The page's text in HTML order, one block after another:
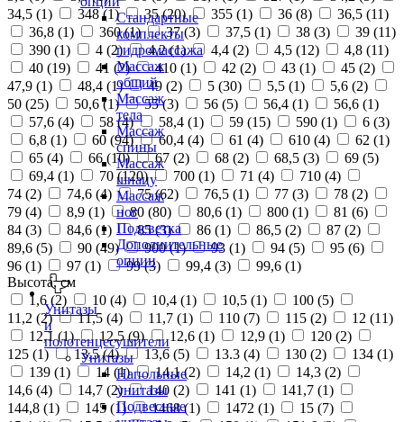
Стандартные
комплекты
гидромассажа
Массаж
общий
Массаж
тела
Массаж
спины
Массаж
шиацу
Массаж
ног
Подсветка
Дополнительные
опции
Унитазы
и
полотенцесушители
Унитазы
Напольные
унитазы
Подвесные
34,5 (1) 348 (1) 35 (20) 355 (1) 36 (8) 36,5 (11)
36,8 (1) 360 (1) 37 (3) 37,5 (1) 38 (3) 39 (11)
390 (1) 4 (2) 4,2 (1) 4,4 (2) 4,5 (12) 4,8 (11)
40 (19) 41 (2) 410 (1) 42 (2) 43 (1) 45 (2)
47,9 (1) 48,4 (1) 49 (2) 5 (30) 5,5 (1) 5,6 (2)
50 (25) 50,6 (1) 55 (3) 56 (5) 56,4 (1) 56,6 (1)
57,6 (4) 58 (4) 58,4 (1) 59 (15) 590 (1) 6 (3)
6,8 (1) 60 (94) 60,4 (4) 61 (4) 610 (4) 62 (1)
65 (4) 66 (10) 67 (2) 68 (2) 68,5 (3) 69 (5)
69,4 (1) 70 (120) 700 (1) 71 (4) 710 (4)
74 (2) 74,6 (4) 75 (62) 76,5 (1) 77 (3) 78 (2)
79 (4) 8,9 (1) 80 (80) 80,6 (1) 800 (1) 81 (6)
84 (3) 84,6 (1) 85 (3) 86 (1) 86,5 (2) 87 (2)
89,6 (5) 90 (49) 900 (1) 93 (1) 94 (5) 95 (6)
96 (1) 97 (1) 99 (3) 99,4 (3) 99,6 (1)
Высота, см
1,6 (2) 10 (4) 10,4 (1) 10,5 (1) 100 (5)
11,2 (2) 11,5 (4) 11,7 (1) 110 (7) 115 (2) 12 (11)
12,1 (1) 12,5 (9) 12,6 (1) 12,9 (1) 120 (2)
125 (1) 13,5 (4) 13,6 (5) 13.3 (4) 130 (2) 134 (1)
139 (1) 14 (1) 14,1 (2) 14,2 (1) 14,3 (2)
14,6 (4) 14,7 (2) 140 (2) 141 (1) 141,7 (1)
144,8 (1) 145 (1) 1468 (1) 1472 (1) 15 (7)